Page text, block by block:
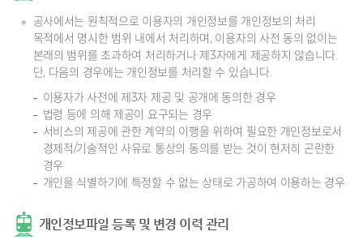
공사에서는 원칙적으로 이용자의 개인정보를 개인정보의 처리
목적에서 명시한 범위 내에서 처리하며, 이용자의 사전 동의 없이는
본래의 범위를 초과하여 처리하거나 제3자에게 제공하지 않습니다.
단, 다음의 경우에는 개인정보를 처리할 수 있습니다.
이용자가 사전에 제3자 제공 및 공개에 동의한 경우
법령 등에 의해 제공이 요구되는 경우
서비스의 제공에 관한 계약의 이행을 위하여 필요한 개인정보로서
경제적/기술적인 사유로 통상의 동의를 받는 것이 현저히 곤란한
경우
개인을 식별하기에 특정할 수 없는 상태로 가공하여 이용하는 경우
개인정보파일 등록 및 변경 이력 관리